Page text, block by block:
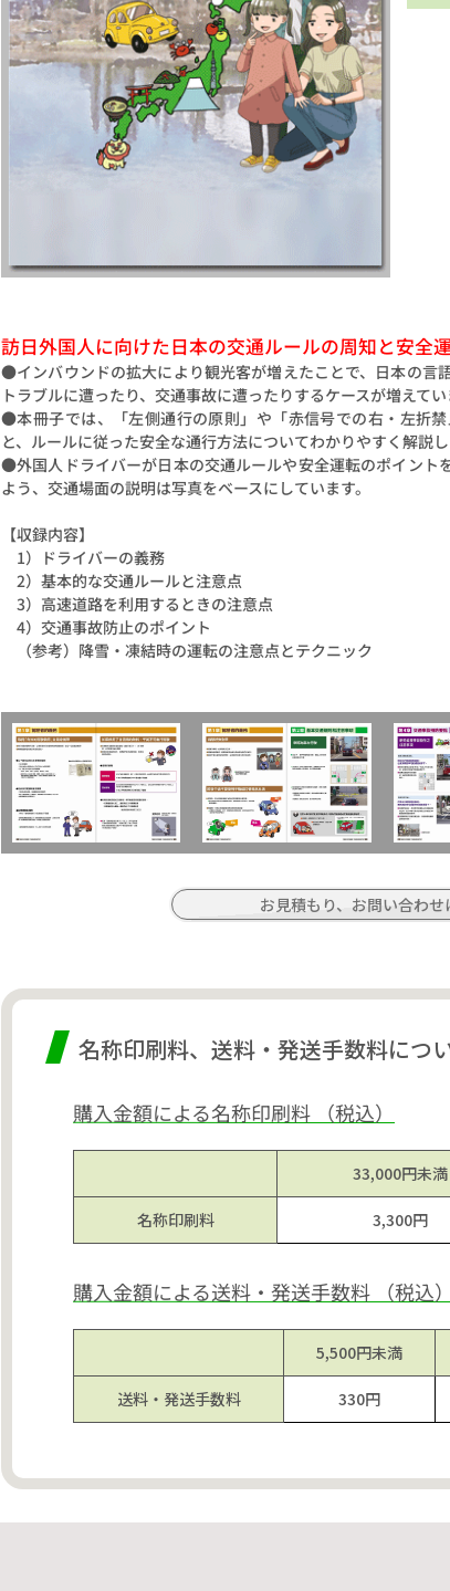
訪日外国人に向けた日本の交通ルールの周知と安全
●インバウンドの拡大により観光客が増えたことで、日本の言
トラブルに遭ったり、交通事故に遭ったりするケースが増えてい
●本冊子では、「左側通行の原則」や「赤信号での右・左折
と、ルールに従った安全な通行方法についてわかりやすく解説し
●外国人ドライバーが日本の交通ルールや安全運転のポイント
よう、交通場面の説明は写真をベースにしています。
【収録内容】
1）ドライバーの義務
2）基本的な交通ルールと注意点
3）高速道路を利用するときの注意点
4）交通事故防止のポイント
（参考）降雪・凍結時の運転の注意点とテクニック
お見積もり、お問い合わ
名称印刷料、送料・発送手数料につ
購入金額による名称印刷料 （税込）
33,000円未満
名称印刷料 3,300円
購入金額による送料・発送手数料 （税込）
5,500円未満
送料・ 発送手数料 330円